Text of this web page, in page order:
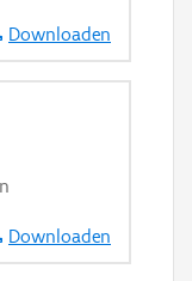
Downloaden
Downloaden